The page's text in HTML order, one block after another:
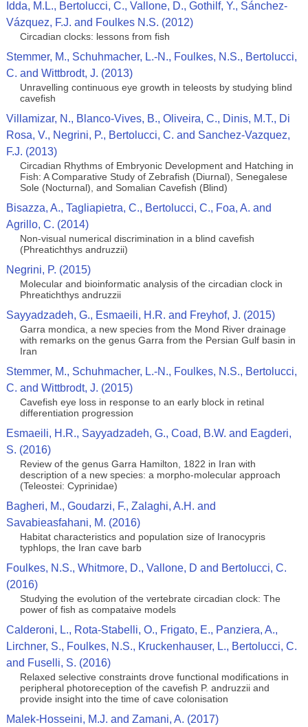
Idda, M.L., Bertolucci, C., Vallone, D., Gothilf, Y., Sánchez-
Vázquez, F.J. and Foulkes N.S. (2012)
Circadian clocks: lessons from fish
Stemmer, M., Schuhmacher, L.-N., Foulkes, N.S., Bertolucci,
C. and Wittbrodt, J. (2013)
Unravelling continuous eye growth in teleosts by studying blind
cavefish
Villamizar, N., Blanco-Vives, B., Oliveira, C., Dinis, M.T., Di
Rosa, V., Negrini, P., Bertolucci, C. and Sanchez-Vazquez,
F.J. (2013)
Circadian Rhythms of Embryonic Development and Hatching in
Fish: A Comparative Study of Zebrafish (Diurnal), Senegalese
Sole (Nocturnal), and Somalian Cavefish (Blind)
Bisazza, A., Tagliapietra, C., Bertolucci, C., Foa, A. and
Agrillo, C. (2014)
Non-visual numerical discrimination in a blind cavefish
(Phreatichthys andruzzii)
Negrini, P. (2015)
Molecular and bioinformatic analysis of the circadian clock in
Phreatichthys andruzzii
Sayyadzadeh, G., Esmaeili, H.R. and Freyhof, J. (2015)
Garra mondica, a new species from the Mond River drainage
with remarks on the genus Garra from the Persian Gulf basin in
Iran
Stemmer, M., Schuhmacher, L.-N., Foulkes, N.S., Bertolucci,
C. and Wittbrodt, J. (2015)
Cavefish eye loss in response to an early block in retinal
differentiation progression
Esmaeili, H.R., Sayyadzadeh, G., Coad, B.W. and Eagderi,
S. (2016)
Review of the genus Garra Hamilton, 1822 in Iran with
description of a new species: a morpho-molecular approach
(Teleostei: Cyprinidae)
Bagheri, M., Goudarzi, F., Zalaghi, A.H. and
Savabieasfahani, M. (2016)
Habitat characteristics and population size of Iranocypris
typhlops, the Iran cave barb
Foulkes, N.S., Whitmore, D., Vallone, D and Bertolucci, C.
(2016)
Studying the evolution of the vertebrate circadian clock: The
power of fish as compataive models
Calderoni, L., Rota-Stabelli, O., Frigato, E., Panziera, A.,
Lirchner, S., Foulkes, N.S., Kruckenhauser, L., Bertolucci, C.
and Fuselli, S. (2016)
Relaxed selective constraints drove functional modifications in
peripheral photoreception of the cavefish P. andruzzii and
provide insight into the time of cave colonisation
Malek-Hosseini, M.J. and Zamani, A. (2017)